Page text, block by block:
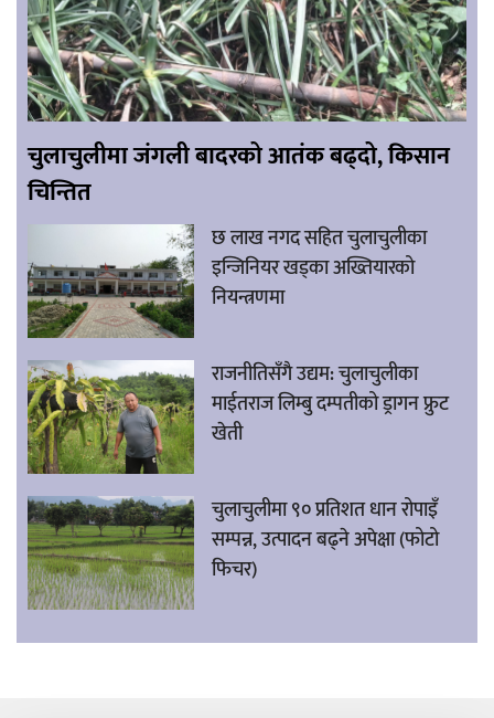
चुलाचुलीमा जंगली बादरको आतंक बढ्दो, किसान
चिन्तित
छ लाख नगद सहित चुलाचुलीका
इन्जिनियर खड्का अख्तियारको
नियन्त्रणमा
राजनीतिसँगै उद्यम: चुलाचुलीका
माईतराज लिम्बु दम्पतीको ड्रागन फ्रुट
खेती
चुलाचुलीमा ९० प्रतिशत धान रोपाइँ
सम्पन्न, उत्पादन बढ्ने अपेक्षा (फोटो
फिचर)